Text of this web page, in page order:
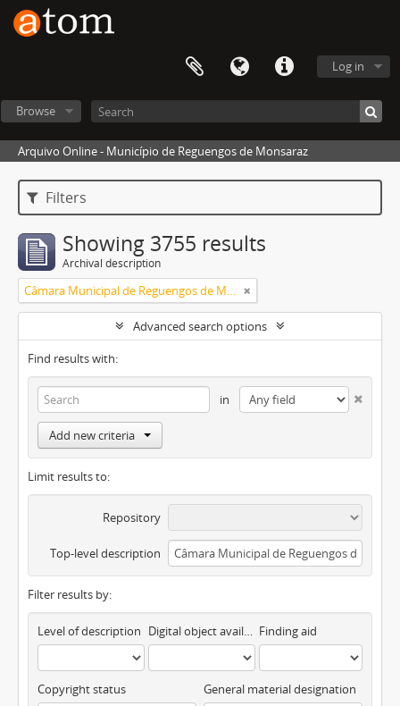
Log in
Browse
Arquivo Online - Município de Reguengos de Monsaraz
Filters
Showing 3755 results
Archival description
Câmara Municipal de Reguengos de Monsaraz
Advanced search options
Find results with:
in
Add new criteria
Limit results to:
Repository
Top-level description
Filter results by:
Level of description Digital object available Finding aid
Copyright status General material designation